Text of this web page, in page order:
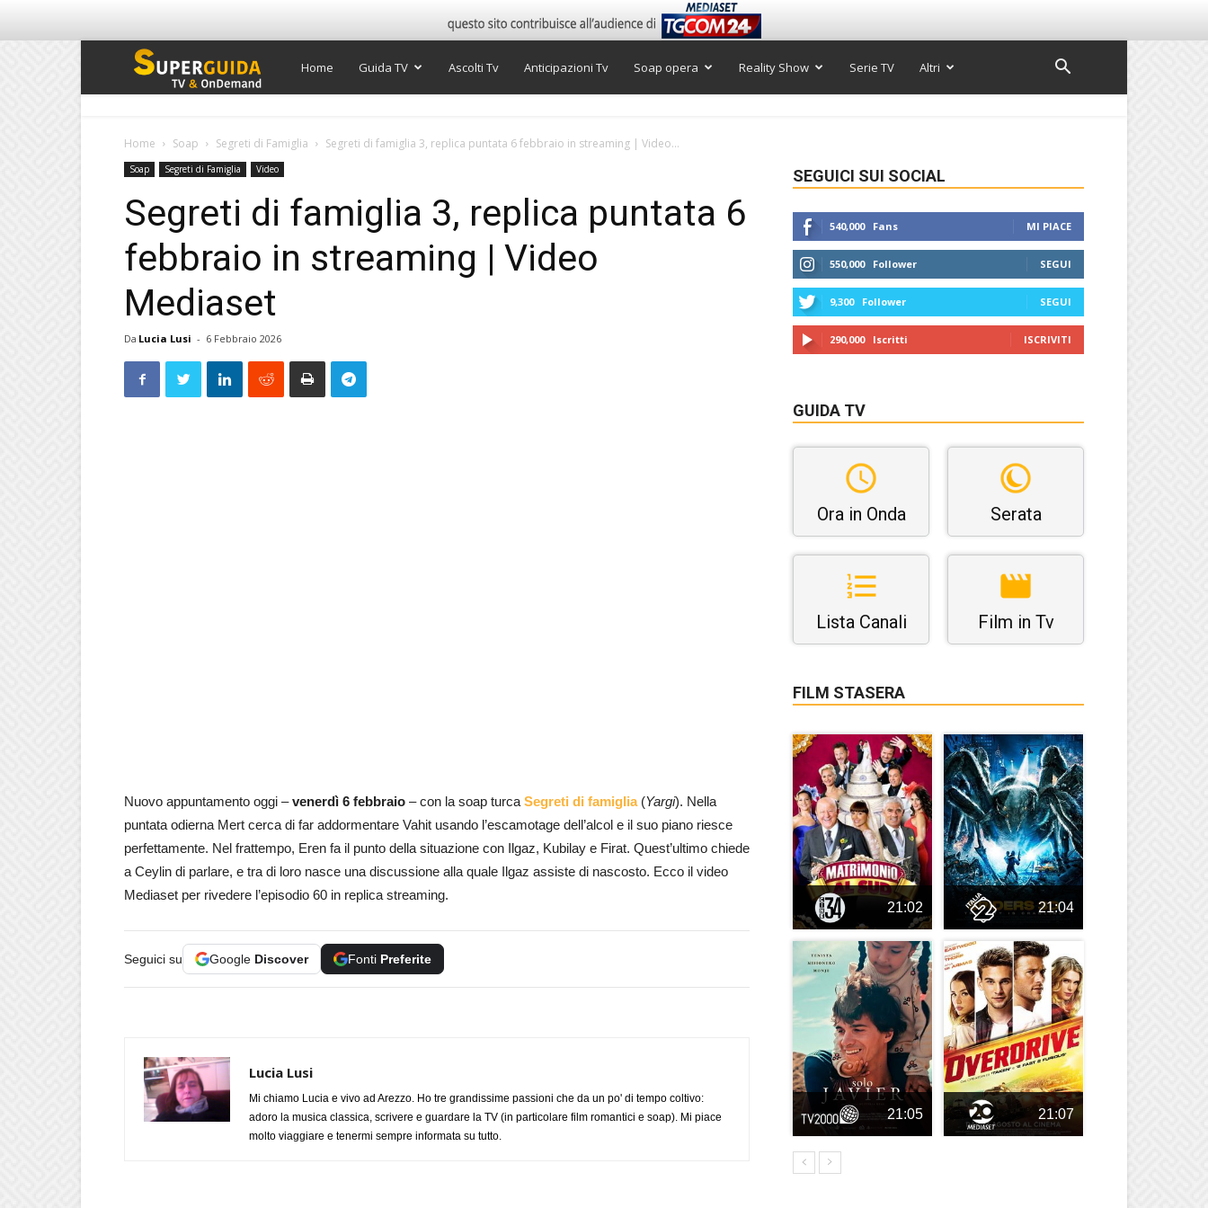
Super
Home Guida TV Ascolti Tv Anticipazioni Tv Soap opera Reality Show Serie TV Altri
Home Soap Segreti di Famiglia Segreti di famiglia 3, replica puntata 6 febbraio in streaming | Video...
Soap Segreti di Famiglia Video
Segreti di famiglia 3, replica puntata 6
febbraio in streaming | Video
Mediaset
Da Lucia Lusi - 6 Febbraio 2026
Nuovo appuntamento oggi –venerdì 6 febbraio – con la soap turca Segreti di famiglia (Yargi). Nella
puntata odierna Mert cerca di far addormentare Vahit usando l’escamotage dell’alcol e il suo piano riesce
perfettamente. Nel frattempo, Eren fa il punto della situazione con Ilgaz, Kubilay e Firat. Quest’ultimo chiede
a Ceylin di parlare, e tra di loro nasce una discussione alla quale Ilgaz assiste di nascosto. Ecco il video
Mediaset per rivedere l’episodio 60 in replica streaming.
Seguici su Google Discover Fonti Preferite
Lucia Lusi
Mi chiamo Lucia e vivo ad Arezzo. Ho tre grandissime passioni che da un po' di tempo coltivo:
adoro la musica classica, scrivere e guardare la TV (in particolare film romantici e soap). Mi piace
molto viaggiare e tenermi sempre informata su tutto.
SEGUICI SUI SOCIAL
540,000 Fans MI PIACE
550,000 Follower SEGUI
9,300 Follower SEGUI
290,000 Iscritti ISCRIVITI
GUIDA TV
Ora in Onda Serata
Lista Canali Film in Tv
FILM STASERA
21:02 21:04
21:05 21:07